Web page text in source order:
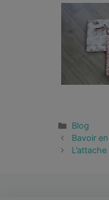
Blog
Bavoir